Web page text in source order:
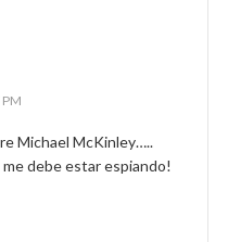
Michael McKinley…..
debe estar espiando!